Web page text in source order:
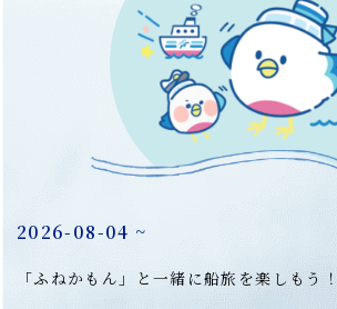
2026-08-04 ~
「ふねかもん」と一緒に船旅を楽しもう！